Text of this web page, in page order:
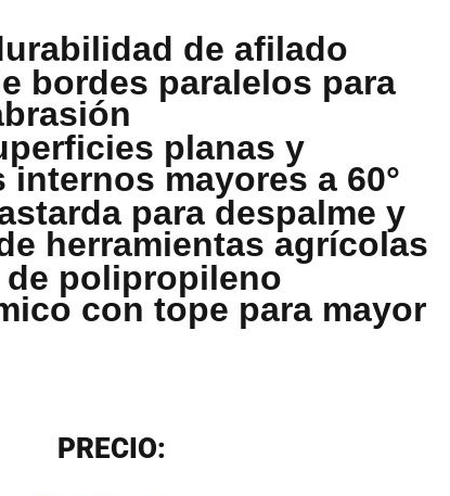
de afilado
bordes paralelos para
planas y
internos mayores a 60°
para despalme y
herramientas agrícolas
de polipropileno
con tope para mayor
PRECIO: